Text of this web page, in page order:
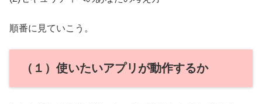
順番に見ていこう。
（１）使いたいアプリが動作するか